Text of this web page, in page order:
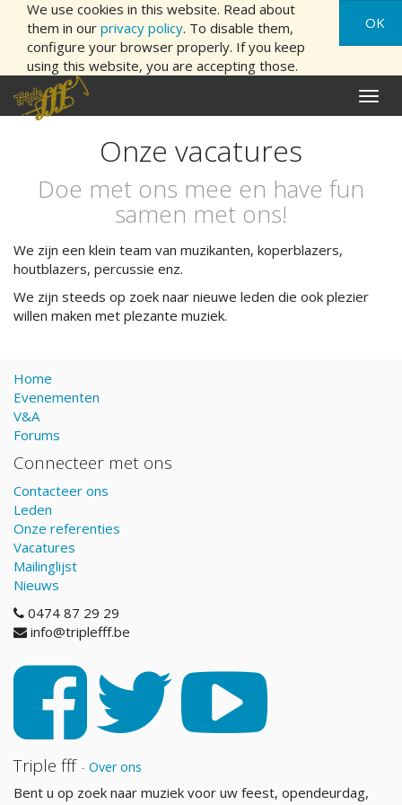
We use cookies in this website. Read about
them in our privacy policy. To disable them,
configure your browser properly. If you keep
using this website, you are accepting those.
OK
aan/
Onze vacatures
Doe met ons mee en have fun
samen met ons!
We zijn een klein team van muzikanten, koperblazers,
houtblazers, percussie enz.
We zijn steeds op zoek naar nieuwe leden die ook plezier
willen maken met plezante muziek.
Home
Evenementen
V&A
Forums
Connecteer met ons
Contacteer ons
Leden
Onze referenties
Vacatures
Mailinglijst
Nieuws
0474 87 29 29
info@triplefff.be
Triple fff - Over ons
Bent u op zoek naar muziek voor uw feest, opendeurdag,